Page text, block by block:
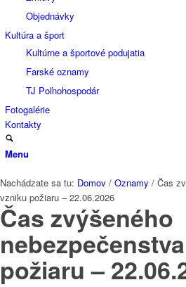
Objednávky
Kultúra a šport
Kultúrne a športové podujatia
Farské oznamy
TJ Poľnohospodár
Fotogalérie
Kontakty
Menu
Nachádzate sa tu: Domov / Oznamy / Čas
vzniku požiaru – 22.06.2026
Čas zvýšeného
požiaru –